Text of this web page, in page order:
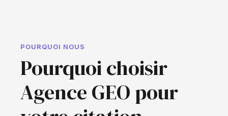
POURQUOI NOUS
Pourquoi choisir
Agence GEO pour